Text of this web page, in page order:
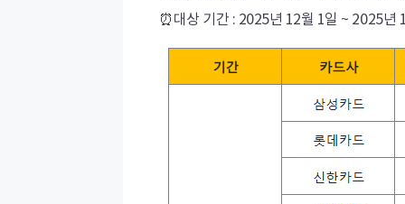
⏰대상 기간 : 2025년 12월 1일 ~ 2025년